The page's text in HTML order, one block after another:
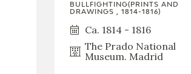
BULLFIGHTING(PRINTS AND
DRAWINGS , 1814-1816)
Ca. 1814 - 1816
The Prado National
Museum. Madrid